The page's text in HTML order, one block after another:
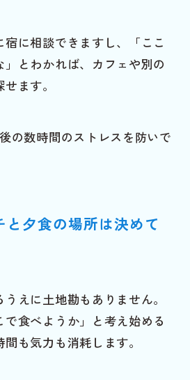
に相談できますし、「ここ
とわかれば、カフェや別の
ます。
の数時間のストレスを防いで
夕食の場所は決めて
えに土地勘もありません。
食べようか」と考え始める
も気力も消耗します。